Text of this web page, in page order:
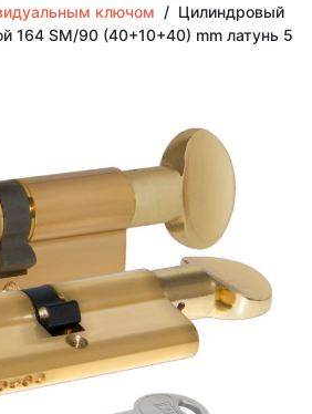
ключом / Цилиндровый
164 SM/90 (40+10+40) mm латунь 5